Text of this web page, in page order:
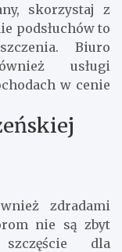
skorzystaj z
podsłuchów to
Biuro
usługi
w cenie
zdradami
nie są zbyt
dla